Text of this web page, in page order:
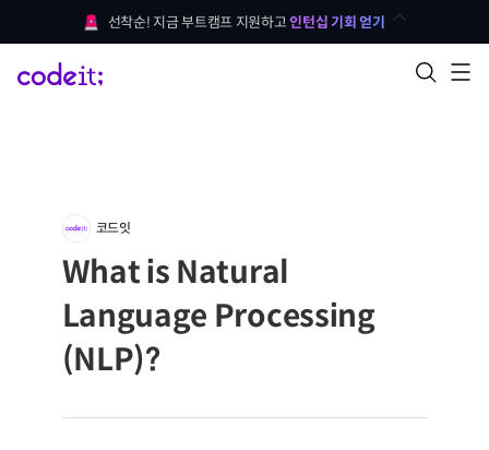
선착순! 지금 부트캠프 지원하고 인턴십 기회 얻기
코드잇
What is Natural
Language Processing
(NLP)?